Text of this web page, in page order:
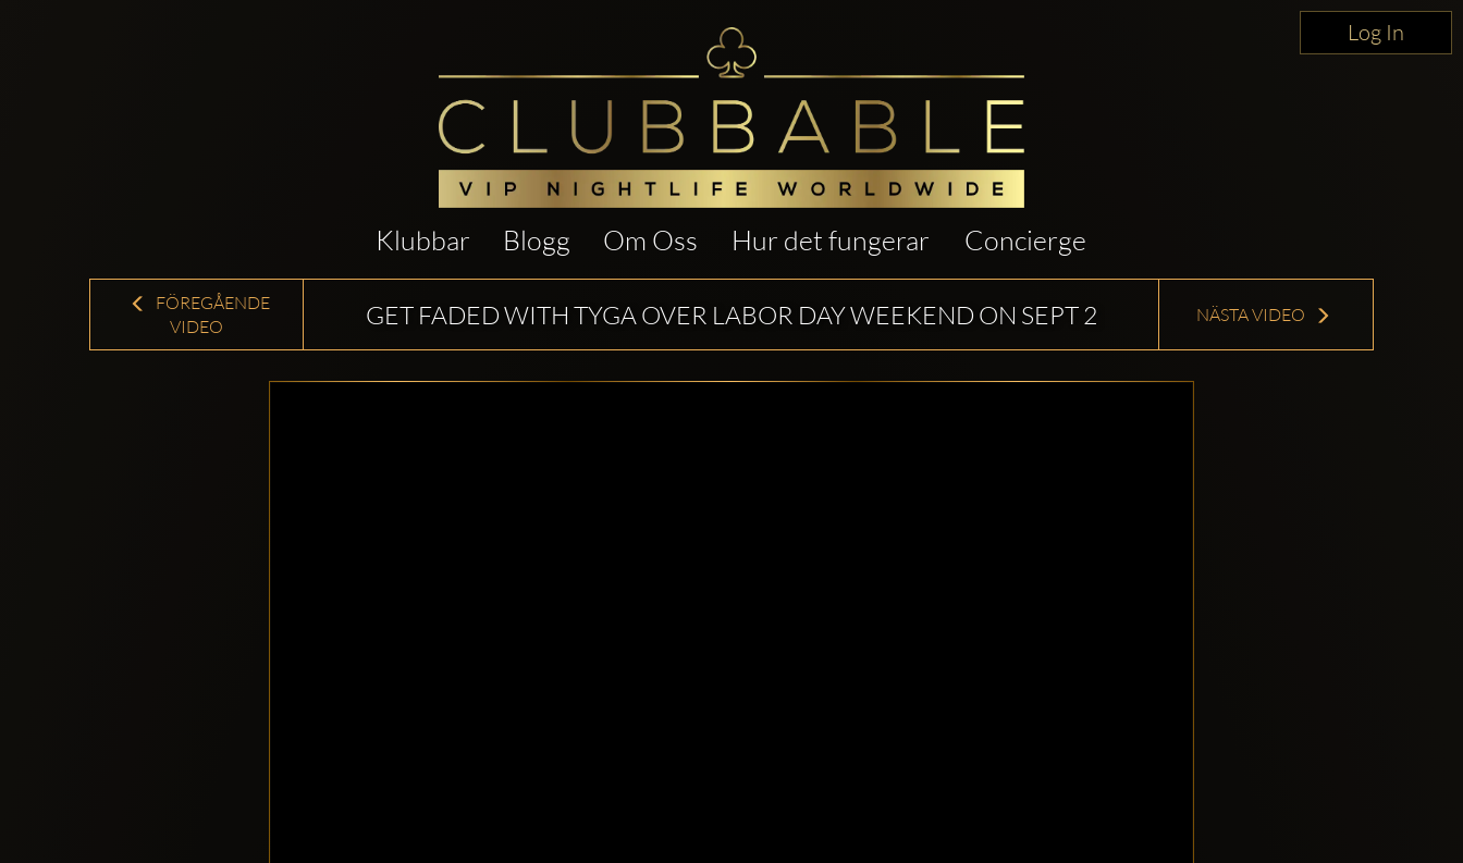
Log In
Klubbar Blogg Om Oss Hur det fungerar Concierge
FÖREGÅENDE
VIDEO
GET FADED WITH TYGA OVER LABOR DAY WEEKEND ON SEPT 2 NÄSTA VIDEO